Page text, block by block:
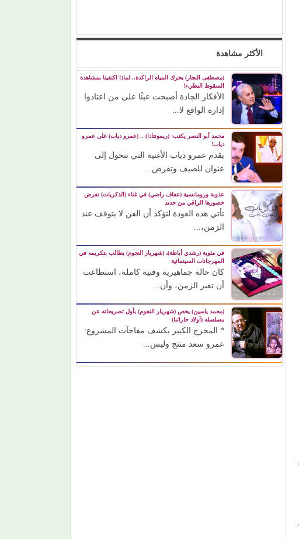
الأكثر مشاهدة
(مصطفى النجار) يحرك المياه الراكدة.. لماذا اكتفينا بمشاهدة
السقوط البطيء!
الأفكار الجادة أصبحت عبئًا على من اعتادوا
إدارة الواقع لا...
محمد أبو النصر يكتب: (ريمونتادا) .. (عمرو دياب) على عمرو
دياب!
يقدم عمرو دياب الأغنية التي تتحول إلى
عنوان للصيف وتفرض...
عذوبة ورومانسية (عفاف راضي) في غناء (الذكريات) تفرض
حضورها الراقي من جديد
تأتي هذه العودة لتؤكد أن الفن لا يتوقف عند
الزمن،...
في مئوية (رشدي أباظة)، (شهريار النجوم) يطالب بتكريمه في
المهرجانات السينمائية
كان حالة جماهيرية وفنية كاملة، استطاعت
أن تعبر الزمن، وأن...
(محمد ياسين) يخص (شهريار النجوم) بأول تصريحاته عن
مسلسله (أولاد حاراتنا)
* المخرج الكبير يكشف مفاجآت المشروع:
عمرو سعد منتج وليس...